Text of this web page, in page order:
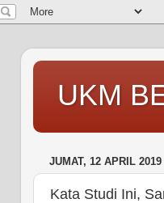
UKM
JUMAT, 12 APRIL 2019
Kata Studi Ini,